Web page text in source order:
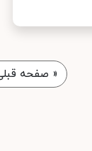
« صفحه